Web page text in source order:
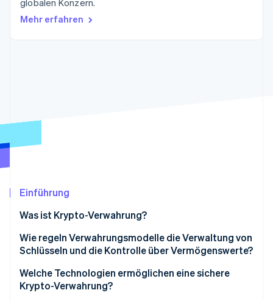
Betrugsprävention
Atlas
Ecosystem
globalen Konzern.
Mehr erfahren
Einführung
Was ist Krypto-Verwahrung?
Wie regeln Verwahrungsmodelle die Verwaltung von
Schlüsseln und die Kontrolle über Vermögenswerte?
Selbstverwahrung: Volle Kontrolle bei minimalem
Spielraum
Welche Technologien ermöglichen eine sichere
Krypto-Verwahrung?